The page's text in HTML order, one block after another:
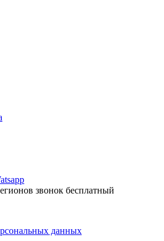
звонок бесплатный
данных